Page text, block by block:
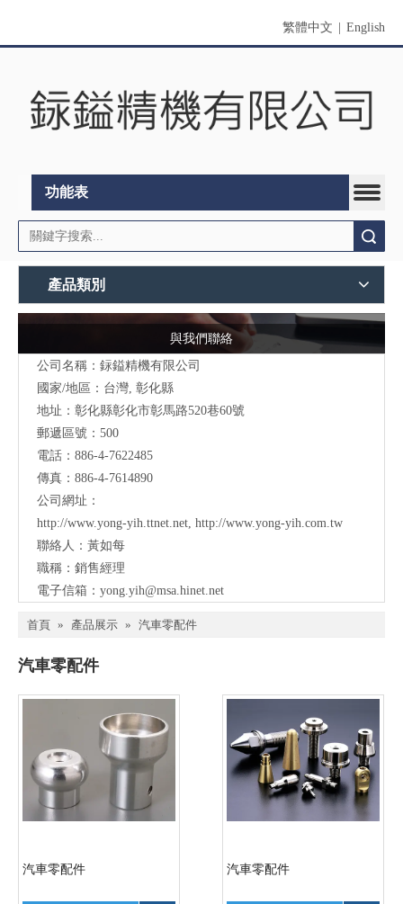
繁體中文 English
功能表
產品類別
與我們聯絡
公司名稱：銢鎰精機有限公司
國家/地區：台灣, 彰化縣
地址：彰化縣彰化市彰馬路520巷60號
郵遞區號：500
電話：886-4-7622485
傳真：886-4-7614890
公司網址：
http://www.yong-yih.ttnet.net, http://www.yong-yih.com.tw
聯絡人：黃如每
職稱：銷售經理
電子信箱： yong.yih@msa.hinet.net
首頁 » 產品展示 » 汽車零配件
汽車零配件
汽車零配件 汽車零配件